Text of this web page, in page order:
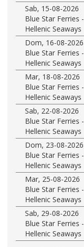
Sab, 15-08-2026
Blue Star Ferries -
Hellenic Seaways
Dom, 16-08-2026
Blue Star Ferries -
Hellenic Seaways
Mar, 18-08-2026
Blue Star Ferries -
Hellenic Seaways
Sab, 22-08-2026
Blue Star Ferries -
Hellenic Seaways
Dom, 23-08-2026
Blue Star Ferries -
Hellenic Seaways
Mar, 25-08-2026
Blue Star Ferries -
Hellenic Seaways
Sab, 29-08-2026
Blue Star Ferries -
Hellenic Seaways